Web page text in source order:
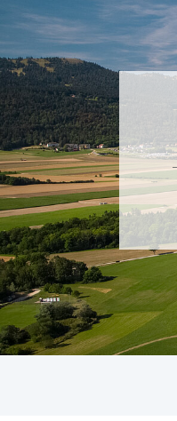
Aller au contenu principal